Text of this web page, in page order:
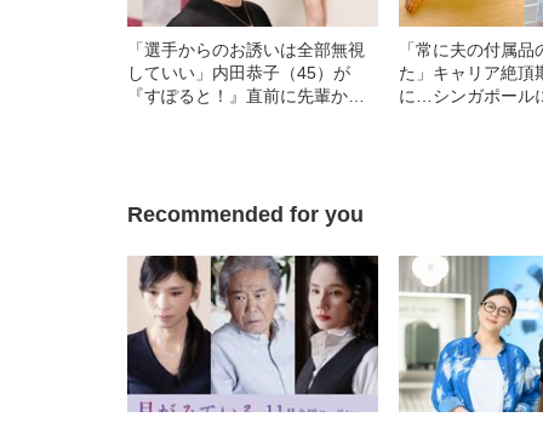
「選手からのお誘いは全部無視
していい」内田恭子（45）が
『すぽると！』直前に先輩から
「常に夫の付属
た」キャリア絶頂
に…シンガポール
Recommended for you